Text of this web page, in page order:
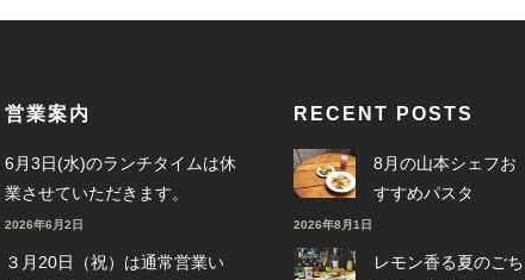
営業案内
6月3日(水)のランチタイムは休
業させていただきます。
2026年6月2日
３月20日（祝）は通常営業い
RECENT POSTS
8月の山本シェフお
すすめパスタ
2026年8月1日
レモン香る夏のごち